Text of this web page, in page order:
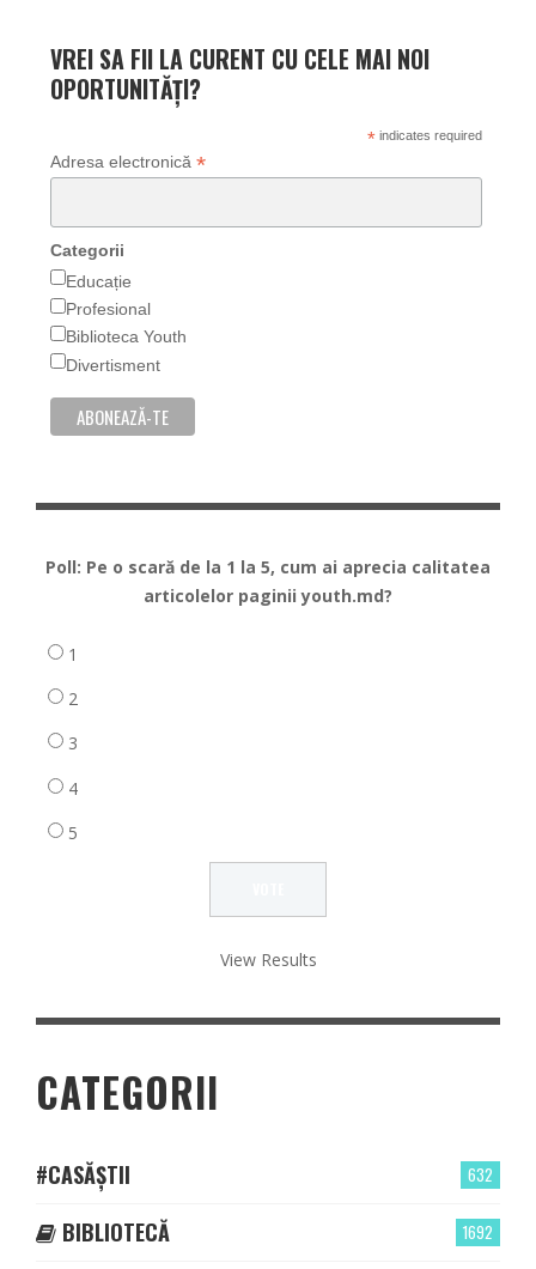
VREI SA FII LA CURENT CU CELE MAI NOI
OPORTUNITĂȚI?
*indicates required
Adresa electronică *
Categorii
Educație
Profesional
Biblioteca Youth
Divertisment
Poll: Pe o scară de la 1 la 5, cum ai aprecia calitatea
articolelor paginii youth.md?
1
2
3
4
5
View Results
CATEGORII
632
#CASĂȘTII
1692
BIBLIOTECĂ